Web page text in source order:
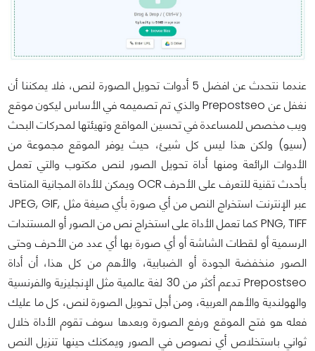
عندما نتحدث عن افضل 5 أدوات تحويل الصورة لنص، فلا يمكننا أن
نغفل عن Prepostseo والذي تم تصميمه في الأساس ليكون موقع
ويب مخصص للمساعدة في تحسين المواقع وتهيئتها لمحركات البحث
(سيو) ولكن هذا ليس كل شيئ، حيث يوفر الموقع مجموعة من
الأدوات الرائعة ومنها أداة تحويل الصور لنص مكتوب والتي تعمل
بأحدث تقنية للتعرف على الأحرف OCR ويمكن للأداة المجانية المتاحة
عبر الإنترنت استخراج النص من أي صورة بأي صيغة مثل JPEG, GIF,
PNG, TIFF كما تعمل الأداة على استخراج نص من الصور أو المستندات
الرسمية أو لقطات الشاشة أو أي صورة بها أي عدد من الأحرف وحتى
الصور منخفضة الجودة أو الضبابية، والأهم من كل هذا، أن أداة
Prepostseo تدعم أكثر من 30 لغة عالمية مثل الإنجليزية والفرنسية
والهولندية والأهم العربية، ومن أجل تحويل الصورة لنص، كل ما عليك
فعله هو فتح الموقع ورفع الصورة وبعدها سوف تقوم الأداة خلال
ثواني باستخلاص أي نصوص في الصور ويمكنك حينها تنزيل النص